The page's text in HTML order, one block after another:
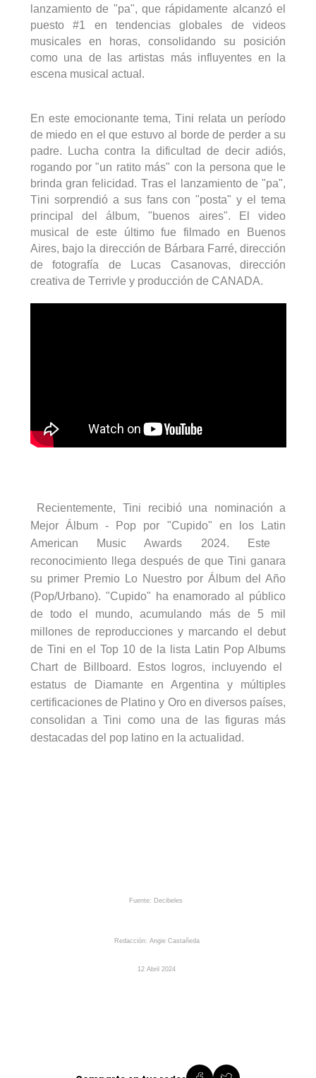
lanzamiento de "pa", que rápidamente alcanzó el
puesto #1 en tendencias globales de videos
musicales en horas, consolidando su posición
como una de las artistas más influyentes en la
escena musical actual.
En este emocionante tema,Tini relata un período
de miedo en el que estuvo al borde de perder a su
padre. Lucha contra la dificultad de decir adiós,
rogando por "un ratito más" con la persona que le
brinda gran felicidad. Tras el lanzamiento de "pa",
Tini sorprendió a sus fans con "posta" y el tema
principal del álbum, "buenos aires". El video
musical de este último fue filmado en Buenos
Aires, bajo la dirección de Bárbara Farré, dirección
de fotografía de Lucas Casanovas, dirección
creativa de Terrivle y producción de CANADA.
Recientemente, Tini recibió una nominación a
Mejor Álbum - Pop por "Cupido" en los
Latin
American MusicAwards 2024. Este
reconocimiento llega después de queTini ganara
su primer Premio Lo Nuestro por Álbum del Año
(Pop/Urbano). "Cupido" ha enamorado al público
de todo el mundo, acumulando más de 5 mil
millones de reproducciones y marcando el debut
de Tini en el Top 10 de la lista Latin PopAlbums
Chart de
Billboard. Estos logros, incluyendo el
estatus de Diamante en Argentina y múltiples
certificaciones de Platino y Oro en diversos países,
consolidan aTini como una de las figuras más
destacadas del pop latino en la actualidad.
Fuente: Decibeles
Redacción: Angie Castañeda
12Abril 2024